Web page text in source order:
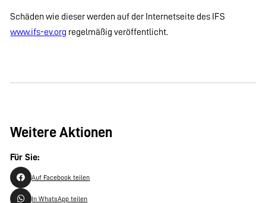
Schäden wie dieser werden auf der Internetseite des IFS
www.ifs-ev.org regelmäßig veröffentlicht.
Weitere Aktionen
Für Sie:
Auf Facebook teilen
In WhatsApp teilen